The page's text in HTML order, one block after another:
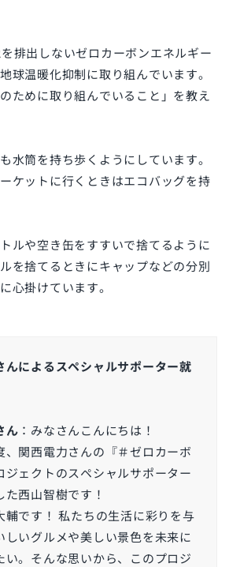
排出しないゼロカーボンエネルギー
球温暖化抑制に取り組んでいます。
ために取り組んでいること」を教え
水筒を持ち歩くようにしています。
ケットに行くときはエコバッグを持
ルや空き缶をすすいで捨てるように
を捨てるときにキャップなどの分別
心掛けています。
んによるスペシャルサポーター就
ん ：みなさんこんにちは！
、関西電力さんの『＃ゼロカーボ
ジェクトのスペシャルサポーター
西山智樹です！
輔です！ 私たちの生活に彩りを与
しいグルメや美しい景色を未来に
い。そんな思いから、このプロジ